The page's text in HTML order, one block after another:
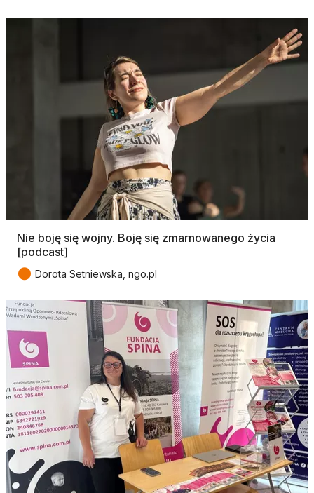
Nie boję się wojny. Boję się zmarnowanego życia
[podcast]
● Dorota Setniewska, ngo.pl